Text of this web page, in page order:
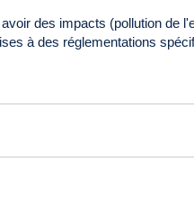
des impacts (pollution de
à des réglementations